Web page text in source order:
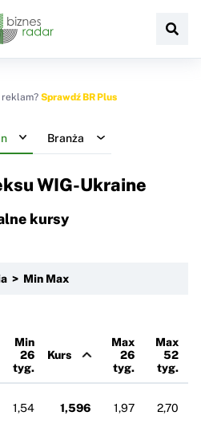
reklam? Sprawdź BR Plus
Branża
WIG-Ukraine
kursy
> Min Max
Min
26
tyg.
Kurs
Max
26
tyg.
Max
52
tyg.
1,54 1,596 1,97 2,70